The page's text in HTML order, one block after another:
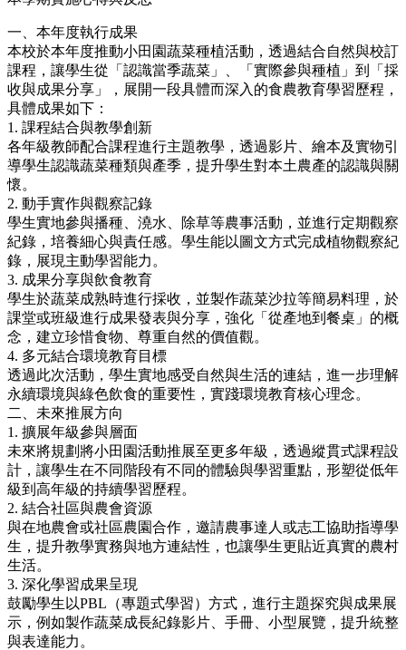
一、本年度執行成果
本校於本年度推動小田園蔬菜種植活動，透過結合自然與校訂
課程，讓學生從「認識當季蔬菜」、「實際參與種植」到「採
收與成果分享」，展開一段具體而深入的食農教育學習歷程，
具體成果如下：
1. 課程結合與教學創新
各年級教師配合課程進行主題教學，透過影片、繪本及實物引
導學生認識蔬菜種類與產季，提升學生對本土農產的認識與關
懷。
2. 動手實作與觀察記錄
學生實地參與播種、澆水、除草等農事活動，並進行定期觀察
紀錄，培養細心與責任感。學生能以圖文方式完成植物觀察紀
錄，展現主動學習能力。
3. 成果分享與飲食教育
學生於蔬菜成熟時進行採收，並製作蔬菜沙拉等簡易料理，於
課堂或班級進行成果發表與分享，強化「從產地到餐桌」的概
念，建立珍惜食物、尊重自然的價值觀。
4. 多元結合環境教育目標
透過此次活動，學生實地感受自然與生活的連結，進一步理解
永續環境與綠色飲食的重要性，實踐環境教育核心理念。
二、未來推展方向
1. 擴展年級參與層面
未來將規劃將小田園活動推展至更多年級，透過縱貫式課程設
計，讓學生在不同階段有不同的體驗與學習重點，形塑從低年
級到高年級的持續學習歷程。
2. 結合社區與農會資源
與在地農會或社區農園合作，邀請農事達人或志工協助指導學
生，提升教學實務與地方連結性，也讓學生更貼近真實的農村
生活。
3. 深化學習成果呈現
鼓勵學生以PBL（專題式學習）方式，進行主題探究與成果展
示，例如製作蔬菜成長紀錄影片、手冊、小型展覽，提升統整
與表達能力。